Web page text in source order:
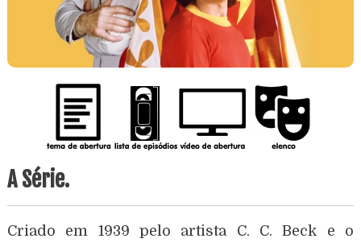
A Série.
Criado em 1939 pelo artista C. C. Beck e o